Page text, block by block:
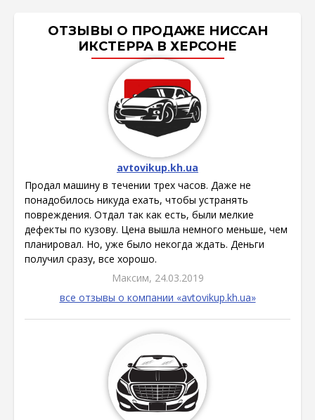
ОТЗЫВЫ О ПРОДАЖЕ НИССАН
ИКСТЕРРА В ХЕРСОНЕ
avtovikup.kh.ua
Продал машину в течении трех часов. Даже не
понадобилось никуда ехать, чтобы устранять
повреждения. Отдал так как есть, были мелкие
дефекты по кузову. Цена вышла немного меньше, чем
планировал. Но, уже было некогда ждать. Деньги
получил сразу, все хорошо.
Максим, 24.03.2019
все отзывы о компании «avtovikup.kh.ua»